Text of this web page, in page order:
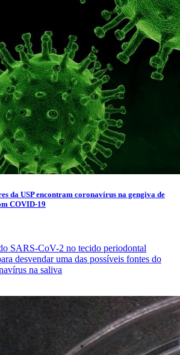
da USP encontram coronavírus na gengiva de
COVID-19
SARS-CoV-2 no tecido periodontal
desvendar uma das possíveis fontes do
na saliva